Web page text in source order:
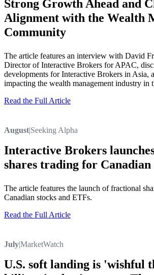
Strong Growth Ahead and
Alignment with the Wealth
Community
The article features an interview with David
Director of Interactive Brokers for APAC,
developments for Interactive Brokers in Asia,
impacting the wealth management industry in
Read the Full Article
August|Seeking Alpha
Interactive Brokers
shares trading for Canadian
The article features the launch of fractional
Canadian stocks and ETFs.
Read the Full Article
July|MarketWatch
U.S. soft landing is 'wishful